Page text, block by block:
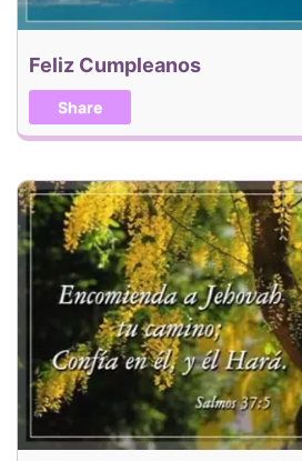
Feliz Cumpleanos
Share